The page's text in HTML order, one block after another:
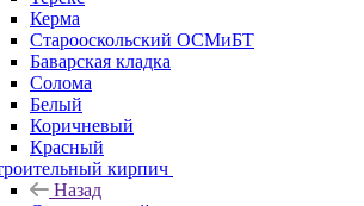
Керма
Старооскольский ОСМиБТ
Баварская кладка
Солома
Белый
Коричневый
Красный
кирпич
Назад